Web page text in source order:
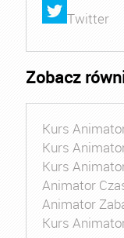
Twitter
Zobacz
Kurs
Kurs
Kurs
Animator
Animator
Kurs